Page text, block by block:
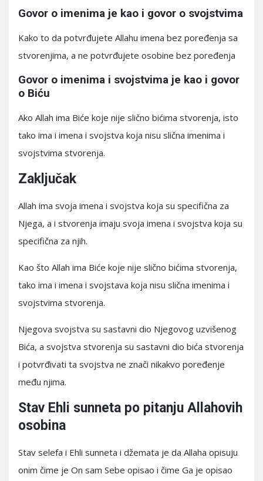
Govor o imenima je kao i govor o svojstvima
Kako to da potvrđujete Allahu imena bez poređenja sa
stvorenjima, a ne potvrđujete osobine bez poređenja
Govor o imenima i svojstvima je kao i govor
o Biću
Ako Allah ima Biće koje nije slično bićima stvorenja, isto
tako ima i imena i svojstva koja nisu slična imenima i
svojstvima stvorenja.
Zaključak
Allah ima svoja imena i svojstva koja su specifična za
Njega, a i stvorenja imaju svoja imena i svojstva koja su
specifična za njih.
Kao što Allah ima Biće koje nije slično bićima stvorenja,
tako ima i imena i svojstava koja nisu slična imenima i
svojstvima stvorenja.
Njegova svojstva su sastavni dio Njegovog uzvišenog
Bića, a svojstva stvorenja su sastavni dio bića stvorenja
i potvrđivati ta svojstva ne znači nikakvo poređenje
među njima.
Stav Ehli sunneta po pitanju Allahovih
osobina
Stav selefa i Ehli sunneta i džemata je da Allaha opisuju
onim čime je On sam Sebe opisao i čime Ga je opisao